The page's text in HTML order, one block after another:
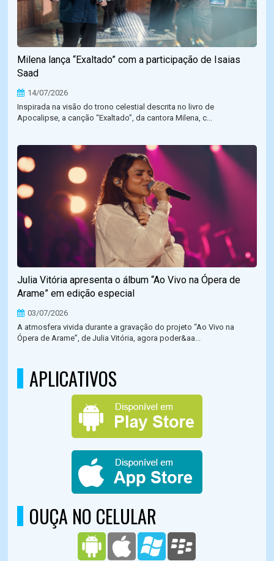
Milena lança “Exaltado” com a participação de Isaias
Saad
14/07/2026
Inspirada na visão do trono celestial descrita no livro de
Apocalipse, a canção “Exaltado”, da cantora Milena, c...
Julia Vitória apresenta o álbum “Ao Vivo na Ópera de
Arame” em edição especial
03/07/2026
A atmosfera vivida durante a gravação do projeto “Ao Vivo na
Ópera de Arame”, de Julia Vitória, agora poder&aa...
APLICATIVOS
OUÇA NO CELULAR